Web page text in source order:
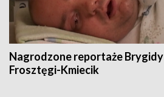
Nagrodzone reportaże Brygidy
Frosztęgi-Kmiecik